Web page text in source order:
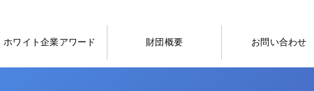
ホワイト企業アワード 財団概要 お問い合わせ